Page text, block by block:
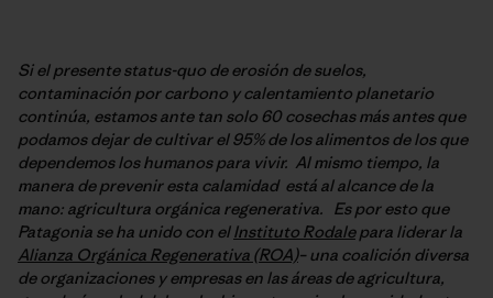
Si el presente status-quo de erosión de suelos,
contaminación por carbono y calentamiento planetario
continúa, estamos ante tan solo 60 cosechas más antes que
podamos dejar de cultivar el 95% de los alimentos de los que
dependemos los humanos para vivir. Al mismo tiempo, la
manera de prevenir esta calamidad está al alcance de la
mano: agricultura orgánica regenerativa. Es por esto que
Patagonia se ha unido con elInstituto Rodalepara liderar la
Alianza Orgánica Regenerativa (ROA)– una coalición diversa
de organizaciones y empresas en las áreas de agricultura,